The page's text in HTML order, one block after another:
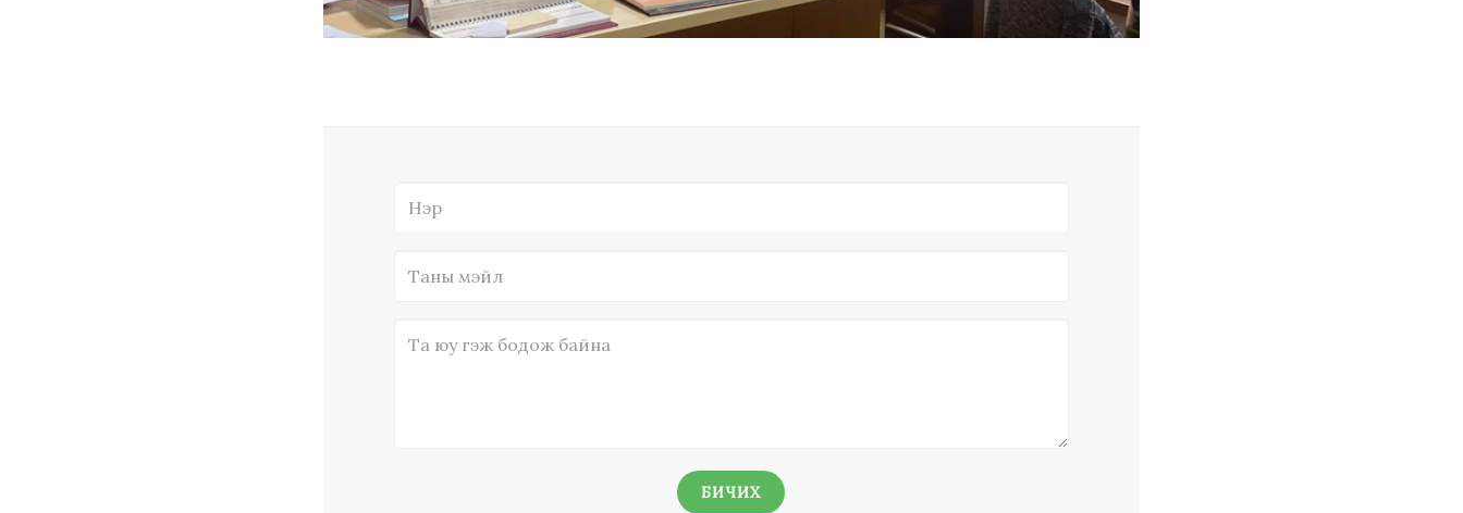
БИЧИХ